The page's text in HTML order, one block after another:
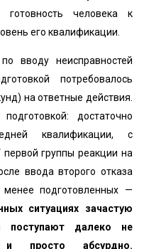
человека к
его квалификации.
вводу неисправностей
потребовалось
на ответные действия.
достаточно
квалификации, с
группы реакции на
ввода второго отказа
подготовленных —
ситуациях зачастую
поступают далеко не
просто абсурдно.